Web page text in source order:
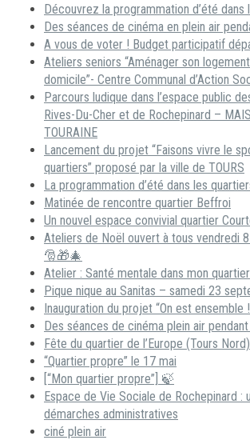
Découvrez la programmation d’été dans
Des séances de cinéma en plein air
A vous de voter ! Budget participatif
Ateliers seniors “Aménager son
domicile”- Centre Communal d’Action
Parcours ludique dans l’espace public
Rives-Du-Cher et de Rochepinard –
TOURAINE
Lancement du projet “Faisons vivre le
quartiers” proposé par la ville de TOURS
La programmation d’été dans les
Matinée de rencontre quartier Beffroi
Un nouvel espace convivial quartier
Ateliers de Noël ouvert à tous vendredi
🎅🎁🎄
Atelier : Santé mentale dans mon quartier
Pique nique au Sanitas – samedi 23
Inauguration du projet “On est ensemble
Des séances de cinéma plein air pendant
Fête du quartier de l’Europe (Tours Nord)
“Quartier propre” le 17 mai
[“Mon quartier propre”] 🍃
Espace de Vie Sociale de Rochepinard :
démarches administratives
ciné plein air